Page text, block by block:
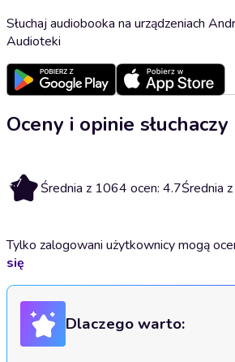
Słuchaj audiobooka na urządzeniach
Audioteki
Oceny i opinie słuchaczy
4.7 Średnia z 1064 ocen: 4.7Średnia
Tylko zalogowani użytkownicy mogą
się
Dlaczego warto: